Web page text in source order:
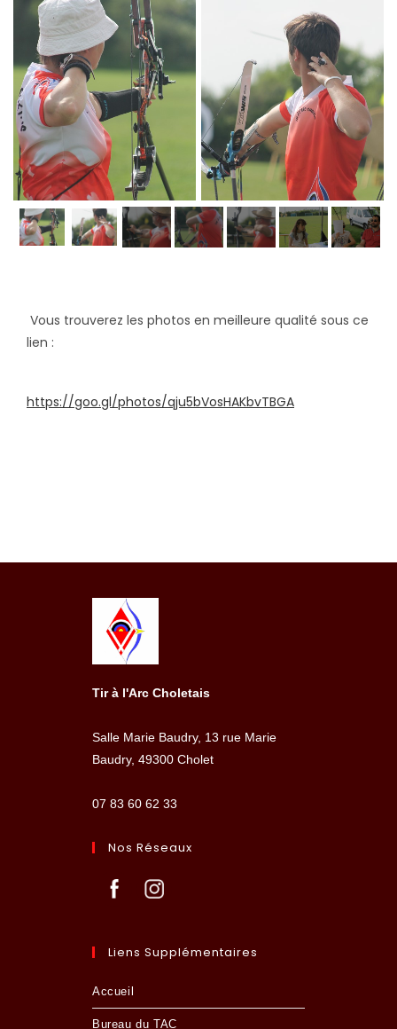
Vous trouverez les photos en meilleure qualité sous ce
lien :
https://goo.gl/photos/qju5bVosHAKbvTBGA
Tir à l'Arc Choletais
Salle Marie Baudry, 13 rue Marie
Baudry, 49300 Cholet
07 83 60 62 33
Nos Réseaux
Liens Supplémentaires
Accueil
Bureau du TAC